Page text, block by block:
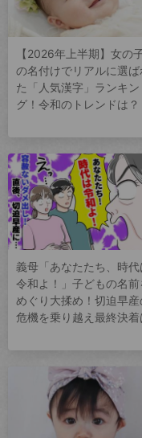
【2026年上半期】女の
の名付けでリアルに選ば
た「人気漢字」ランキン
グ！令和のトレンドは？
義母「あなたたち、時代
令和よ！」子どもの名前
めぐり大揉め！切迫早産
危機を乗り越え最終決着